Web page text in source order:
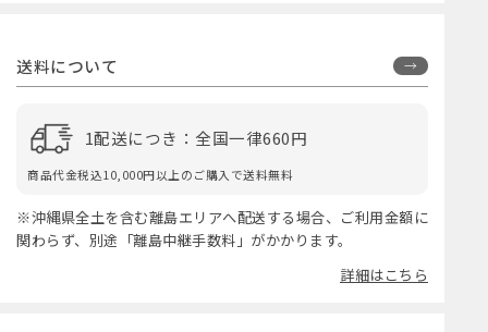
送料について
1配送につき：全国一律660円
商品代金税込10,000円以上のご購入で送料無料
※沖縄県全土を含む離島エリアへ配送する場合、ご利用金額に
関わらず、別途「離島中継手数料」がかかります。
詳細はこちら